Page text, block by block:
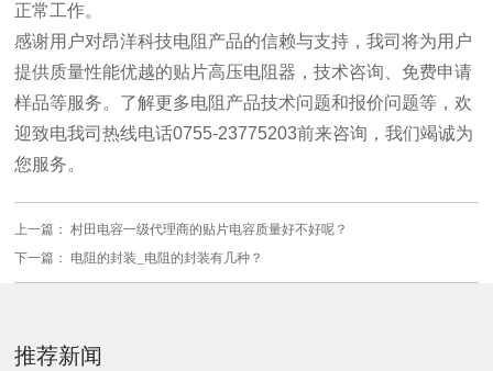
正常工作。
感谢用户对昂洋科技电阻产品的信赖与支持，我司将为用户
提供质量性能优越的贴片高压电阻器，技术咨询、免费申请
样品等服务。了解更多电阻 产品技术问题和报价问题等，欢
迎致电我司热线电话0755-23775203前来咨询，我们竭诚为
您服务。
上一篇：村田电容一级代理商的贴片电容质量好不好呢？
下一篇： 电阻的封装_电阻的封装有几种？
推荐新闻